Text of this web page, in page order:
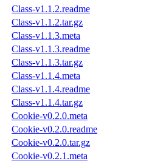
Class-v1.1.2.readme
Class-v1.1.2.tar.gz
Class-v1.1.3.meta
Class-v1.1.3.readme
Class-v1.1.3.tar.gz
Class-v1.1.4.meta
Class-v1.1.4.readme
Class-v1.1.4.tar.gz
Cookie-v0.2.0.meta
Cookie-v0.2.0.readme
Cookie-v0.2.0.tar.gz
Cookie-v0.2.1.meta